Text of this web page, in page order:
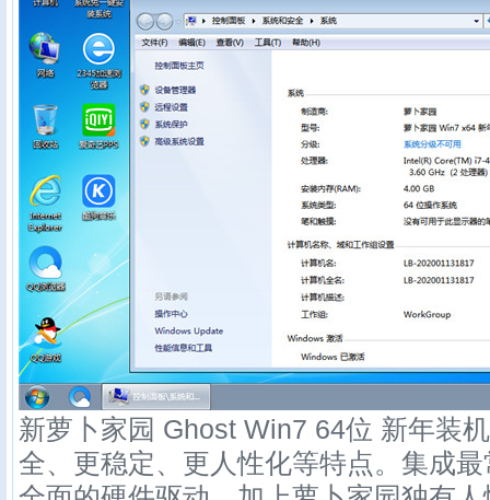
新萝卜家园 Ghost Win7 64位 新年装
全、更稳定、更人性化等特点。集成